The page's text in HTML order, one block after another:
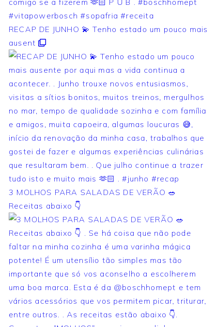
RECAP DE JUNHO 💫 Tenho estado um pouco mais
ausent
3 MOLHOS PARA SALADAS DE VERÃO 🥗
Receitas abaixo 👇